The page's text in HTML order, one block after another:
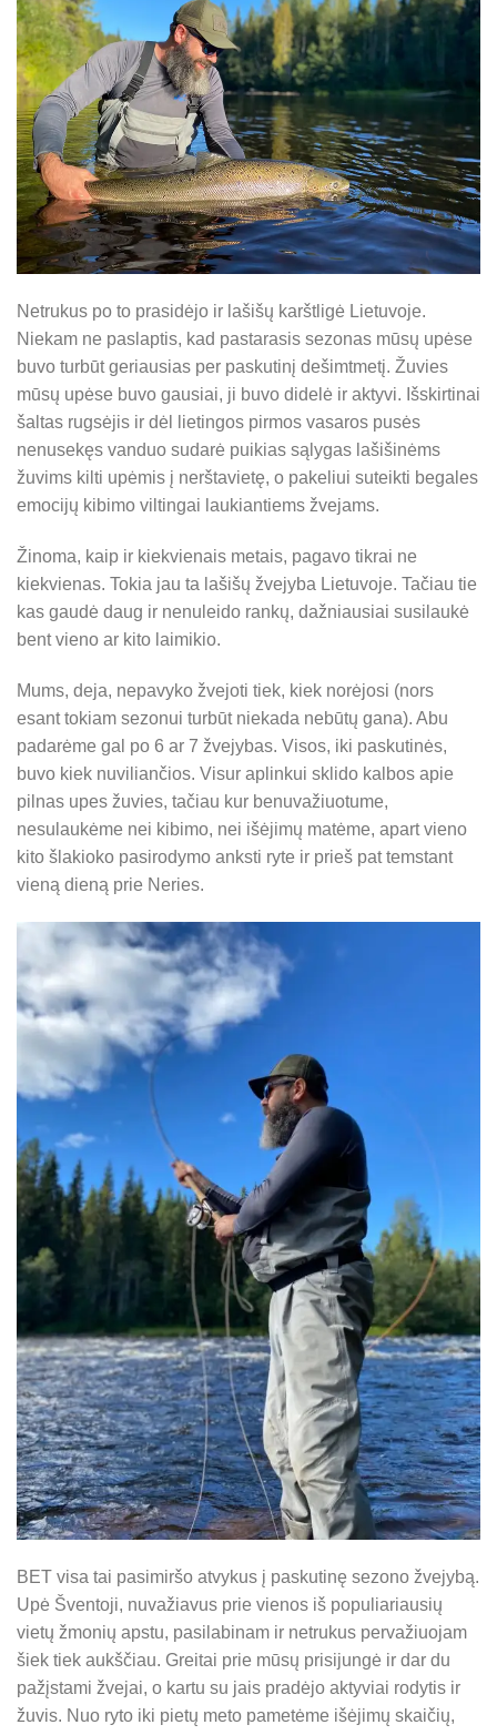
Netrukus po to prasidėjo ir lašišų karštligė Lietuvoje.
Niekam ne paslaptis, kad pastarasis sezonas mūsų upėse
buvo turbūt geriausias per paskutinį dešimtmetį. Žuvies
mūsų upėse buvo gausiai, ji buvo didelė ir aktyvi. Išskirtinai
šaltas rugsėjis ir dėl lietingos pirmos vasaros pusės
nenusekęs vanduo sudarė puikias sąlygas lašišinėms
žuvims kilti upėmis į nerštavietę, o pakeliui suteikti begales
emocijų kibimo viltingai laukiantiems žvejams.
Žinoma, kaip ir kiekvienais metais, pagavo tikrai ne
kiekvienas. Tokia jau ta lašišų žvejyba Lietuvoje. Tačiau tie
kas gaudė daug ir nenuleido rankų, dažniausiai susilaukė
bent vieno ar kito laimikio.
Mums, deja, nepavyko žvejoti tiek, kiek norėjosi (nors
esant tokiam sezonui turbūt niekada nebūtų gana). Abu
padarėme gal po 6 ar 7 žvejybas. Visos, iki paskutinės,
buvo kiek nuviliančios. Visur aplinkui sklido kalbos apie
pilnas upes žuvies, tačiau kur benuvažiuotume,
nesulaukėme nei kibimo, nei išėjimų matėme, apart vieno
kito šlakioko pasirodymo anksti ryte ir prieš pat temstant
vieną dieną prie Neries.
BET visa tai pasimiršo atvykus į paskutinę sezono žvejybą.
Upė Šventoji, nuvažiavus prie vienos iš populiariausių
vietų žmonių apstu, pasilabinam ir netrukus pervažiuojam
šiek tiek aukščiau. Greitai prie mūsų prisijungė ir dar du
pažįstami žvejai, o kartu su jais pradėjo aktyviai rodytis ir
žuvis. Nuo ryto iki pietų meto pametėme išėjimų skaičių,